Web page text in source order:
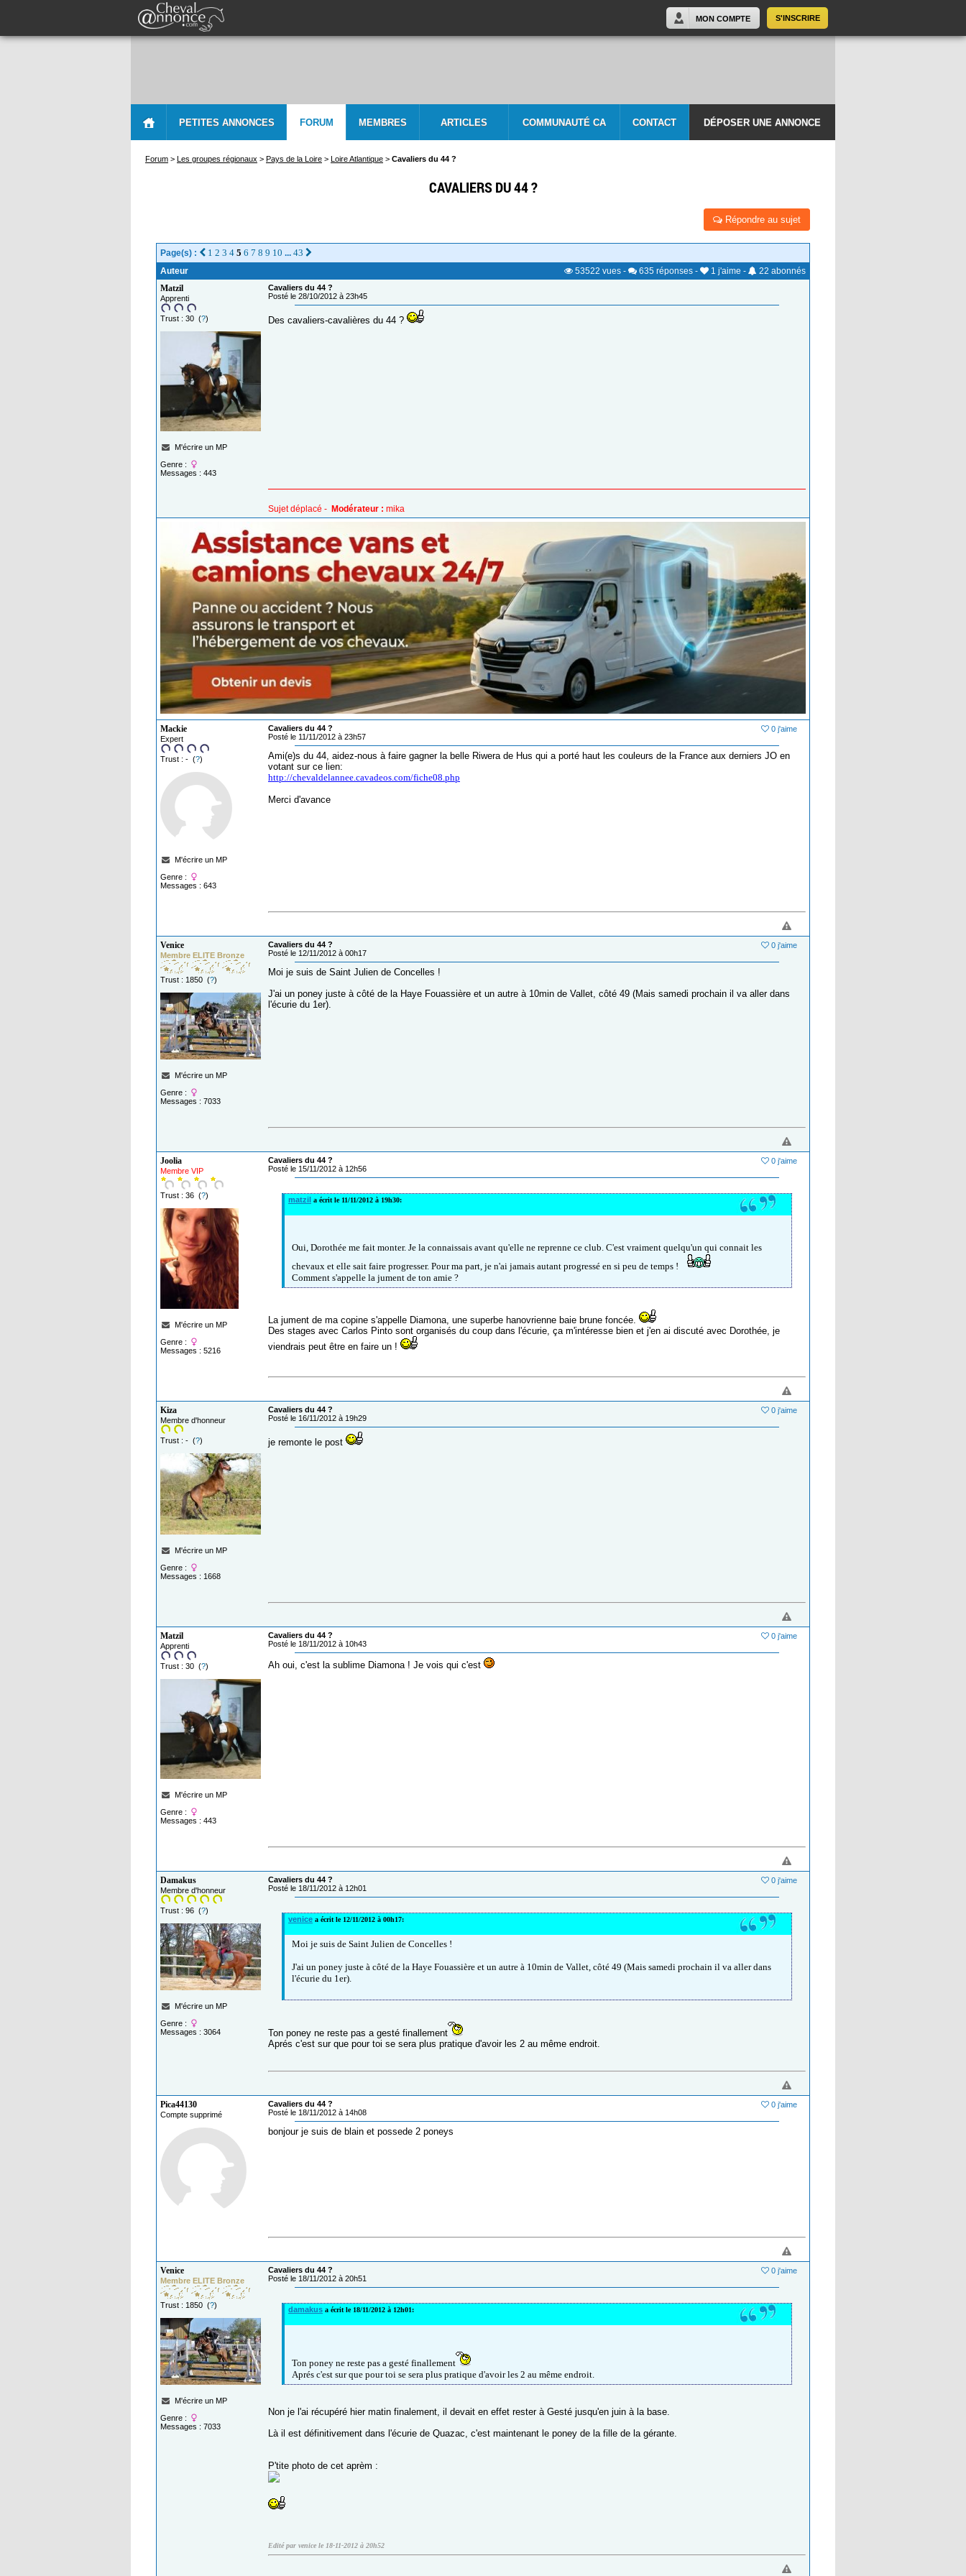
S'INSCRIRE
MON COMPTE
PETITES ANNONCES FORUM MEMBRES ARTICLES COMMUNAUTÉ CA CONTACT DÉPOSER UNE ANNONCE
Forum > Les groupes régionaux > Pays de la Loire > Loire Atlantique > Cavaliers du 44 ?
CAVALIERS DU 44 ?
Répondre au sujet
Page(s) : 1 2 3 4 5 6 7 8 9 10 ... 43
Auteur 53522 vues - 635 réponses - 1 j'aime - 22 abonnés
Matzil
Apprenti
Trust : 30 (?)
M'écrire un MP
Genre :
Messages : 443
Cavaliers du 44 ?
Posté le 28/10/2012 à 23h45
Des cavaliers-cavalières du 44 ?
Sujet déplacé - Modérateur : mika
Mackie
Expert
Trust : - (?)
M'écrire un MP
Genre :
Messages : 643
0 j'aime
Cavaliers du 44 ?
Posté le 11/11/2012 à 23h57
Ami(e)s du 44, aidez-nous à faire gagner la belle Riwera de Hus qui a porté haut les couleurs de la France aux derniers JO en
votant sur ce lien:
http://chevaldelannee.cavadeos.com/fiche08.php
Merci d'avance
Venice
Membre ELITE Bronze
Trust : 1850 (?)
M'écrire un MP
Genre :
Messages : 7033
0 j'aime
Cavaliers du 44 ?
Posté le 12/11/2012 à 00h17
Moi je suis de Saint Julien de Concelles !
J'ai un poney juste à côté de la Haye Fouassière et un autre à 10min de Vallet, côté 49 (Mais samedi prochain il va aller dans
l'écurie du 1er).
Joolia
Membre VIP
Trust : 36 (?)
M'écrire un MP
Genre :
Messages : 5216
0 j'aime
Cavaliers du 44 ?
Posté le 15/11/2012 à 12h56
matzil a écrit le 11/11/2012 à 19h30:
Oui, Dorothée me fait monter. Je la connaissais avant qu'elle ne reprenne ce club. C'est vraiment quelqu'un qui connait les
chevaux et elle sait faire progresser. Pour ma part, je n'ai jamais autant progressé en si peu de temps !
Comment s'appelle la jument de ton amie ?
La jument de ma copine s'appelle Diamona, une superbe hanovrienne baie brune foncée.
Des stages avec Carlos Pinto sont organisés du coup dans l'écurie, ça m'intéresse bien et j'en ai discuté avec Dorothée, je
viendrais peut être en faire un !
Kiza
Membre d'honneur
Trust : - (?)
M'écrire un MP
Genre :
Messages : 1668
0 j'aime
Cavaliers du 44 ?
Posté le 16/11/2012 à 19h29
je remonte le post
Matzil
Apprenti
Trust : 30 (?)
M'écrire un MP
Genre :
Messages : 443
0 j'aime
Cavaliers du 44 ?
Posté le 18/11/2012 à 10h43
Ah oui, c'est la sublime Diamona ! Je vois qui c'est
Damakus
Membre d'honneur
Trust : 96 (?)
M'écrire un MP
Genre :
Messages : 3064
0 j'aime
Cavaliers du 44 ?
Posté le 18/11/2012 à 12h01
venice a écrit le 12/11/2012 à 00h17:
Moi je suis de Saint Julien de Concelles !
J'ai un poney juste à côté de la Haye Fouassière et un autre à 10min de Vallet, côté 49 (Mais samedi prochain il va aller dans
l'écurie du 1er).
Ton poney ne reste pas a gesté finallement
Aprés c'est sur que pour toi se sera plus pratique d'avoir les 2 au même endroit.
Pica44130
Compte supprimé
0 j'aime
Cavaliers du 44 ?
Posté le 18/11/2012 à 14h08
bonjour je suis de blain et possede 2 poneys
Venice
Membre ELITE Bronze
Trust : 1850 (?)
M'écrire un MP
Genre :
Messages : 7033
0 j'aime
Cavaliers du 44 ?
Posté le 18/11/2012 à 20h51
damakus a écrit le 18/11/2012 à 12h01:
Ton poney ne reste pas a gesté finallement
Aprés c'est sur que pour toi se sera plus pratique d'avoir les 2 au même endroit.
Non je l'ai récupéré hier matin finalement, il devait en effet rester à Gesté jusqu'en juin à la base.
Là il est définitivement dans l'écurie de Quazac, c'est maintenant le poney de la fille de la gérante.
P'tite photo de cet aprèm :
Edité par venice le 18-11-2012 à 20h52